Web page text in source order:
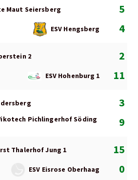
Maut Seiersberg
5
4
ESV Hengsberg
2
2
11
ESV Hohenburg 1
3
9
Pichlingerhof Söding
Thalerhof Jung 1
15
0
ESV Eisrose Oberhaag